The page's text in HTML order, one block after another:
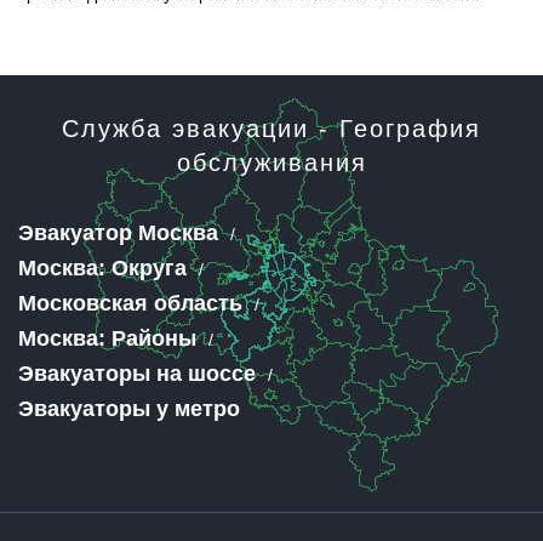
Служба эвакуации - География
обслуживания
Эвакуатор Москва
Москва: Округа
Московская область
Москва: Районы
Эвакуаторы на шоссе
Эвакуаторы у метро